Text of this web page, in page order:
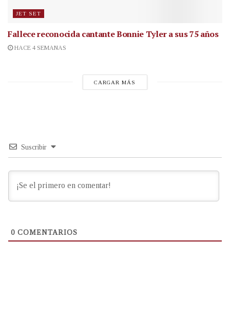
JET SET
Fallece reconocida cantanteBonnie Tyler a sus 75 años
HACE 4 SEMANAS
CARGAR MÁS
Suscribir
0 COMENTARIOS